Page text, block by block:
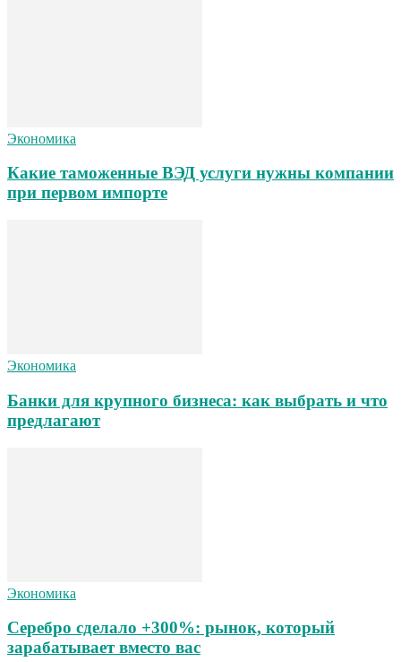
Экономика
Какие таможенные ВЭД услуги нужны компании
при первом импорте
Экономика
Банки для крупного бизнеса: как выбрать и что
предлагают
Экономика
Серебро сделало +300%: рынок, который
зарабатывает вместо вас